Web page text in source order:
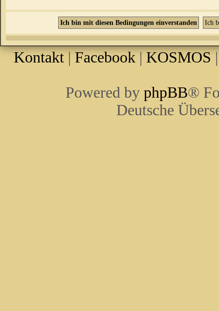
Kontakt | Facebook | KOSMOS
Powered by phpBB®
Deutsche